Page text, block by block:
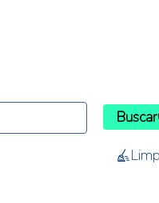
Buscar